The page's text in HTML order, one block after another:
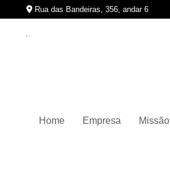
Rua das Bandeiras, 356, andar 6
Home Empresa Missão